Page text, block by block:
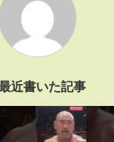
近書いた記事